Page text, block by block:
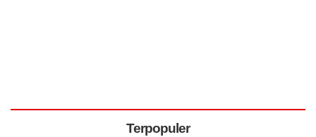
Terpopuler